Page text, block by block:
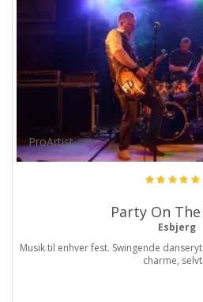
ProArtist
Party On The
Esbjerg
Musik til enhver fest. Swingende
charme,